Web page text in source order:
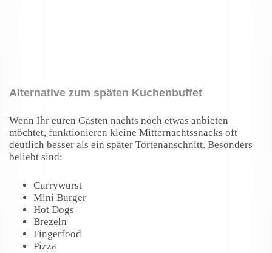
Alternative zum späten Kuchenbuffet
Wenn Ihr euren Gästen nachts noch etwas anbieten
möchtet, funktionieren kleine Mitternachtssnacks oft
deutlich besser als ein später Tortenanschnitt. Besonders
beliebt sind:
Currywurst
Mini Burger
Hot Dogs
Brezeln
Fingerfood
Pizza